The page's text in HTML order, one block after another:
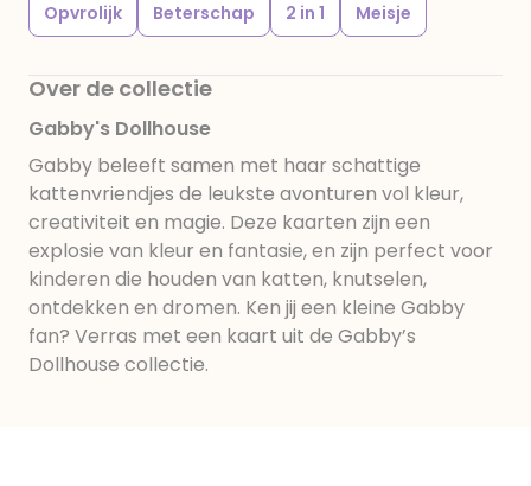
Opvrolijk Beterschap 2 in 1 Meisje
Over de collectie
Gabby's Dollhouse
Gabby beleeft samen met haar schattige
kattenvriendjes de leukste avonturen vol kleur,
creativiteit en magie. Deze kaarten zijn een
explosie van kleur en fantasie, en zijn perfect voor
kinderen die houden van katten, knutselen,
ontdekken en dromen. Ken jij een kleine Gabby
fan? Verras met een kaart uit de Gabby’s
Dollhouse collectie.